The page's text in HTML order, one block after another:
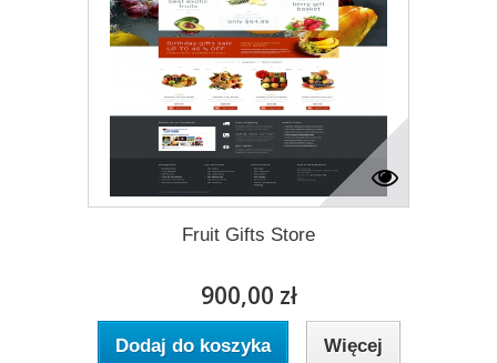
Fruit Gifts Store
900,00 zł
Dodaj do koszyka Więcej